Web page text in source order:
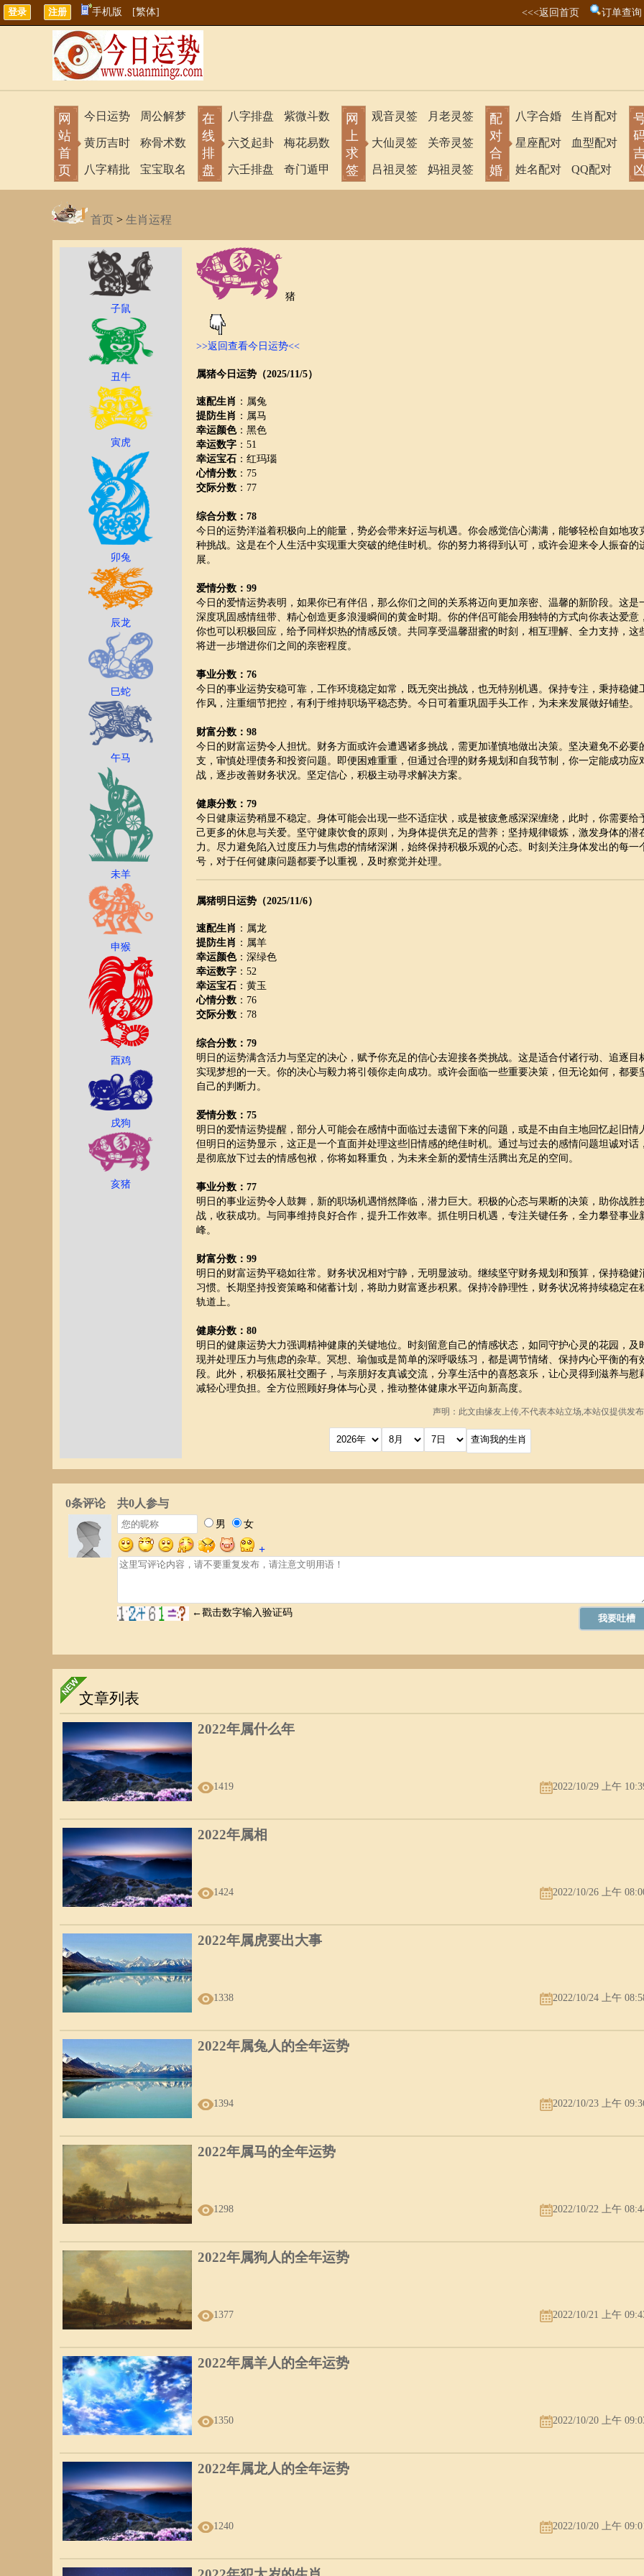
手机版 [繁体] <<<返回首页 订单查询
网
站
首
页
今日运势
黄历吉时
八字精批
周公解梦
称骨术数
宝宝取名
在
线
排
盘
八字排盘
六爻起卦
六壬排盘
紫微斗数
梅花易数
奇门遁甲
网
上
求
签
观音灵签
大仙灵签
吕祖灵签
月老灵签
关帝灵签
妈祖灵签
配
对
合
婚
八字合婚
星座配对
姓名配对
生肖配对
血型配对
QQ配对
凶
首页 > 生肖运程
子鼠
丑牛
寅虎
卯兔
辰龙
巳蛇
午马
未羊
申猴
酉鸡
戌狗
亥猪
猪
>>返回查看今日运势<<
属猪今日运势（2025/11/5）
速配生肖 ：属兔
提防生肖 ：属马
幸运颜色：黑色
幸运数字 ：51
幸运宝石 ：红玛瑙
心情分数 ：75
交际分数 ：77
综合分数：78
今日的运势洋溢着积极向上的能量，势必会带来好运与机遇。你会感觉信心满满，能够轻松自如地攻
种挑战。这是在个人生活中实现重大突破的绝佳时机。你的努力将得到认可，或许会迎来令人振奋的
展。
爱情分数：99
今日的爱情运势表明，如果你已有伴侣，那么你们之间的关系将迈向更加亲密、温馨的新阶段。这是
深度巩固感情纽带、精心创造更多浪漫瞬间的黄金时期。你的伴侣可能会用独特的方式向你表达爱意
你也可以积极回应，给予同样炽热的情感反馈。共同享受温馨甜蜜的时刻，相互理解、全力支持，这
将进一步增进你们之间的亲密程度。
事业分数：76
今日的事业运势安稳可靠，工作环境稳定如常，既无突出挑战，也无特别机遇。保持专注，秉持稳健
作风，注重细节把控，有利于维持职场平稳态势。今日可着重巩固手头工作，为未来发展做好铺垫。
财富分数：98
今日的财富运势令人担忧。财务方面或许会遭遇诸多挑战，需更加谨慎地做出决策。坚决避免不必要
支，审慎处理债务和投资问题。即便困难重重，但通过合理的财务规划和自我节制，你一定能成功应
战，逐步改善财务状况。坚定信心，积极主动寻求解决方案。
健康分数：79
今日健康运势稍显不稳定。身体可能会出现一些不适症状，或是被疲惫感深深缠绕，此时，你需要给
己更多的休息与关爱。坚守健康饮食的原则，为身体提供充足的营养；坚持规律锻炼，激发身体的潜
力。尽力避免陷入过度压力与焦虑的情绪深渊，始终保持积极乐观的心态。时刻关注身体发出的每一
号，对于任何健康问题都要予以重视，及时察觉并处理。
属猪明日运势（2025/11/6）
速配生肖 ：属龙
提防生肖 ：属羊
幸运颜色：深绿色
幸运数字 ：52
幸运宝石 ：黄玉
心情分数 ：76
交际分数 ：78
综合分数：79
明日的运势满含活力与坚定的决心，赋予你充足的信心去迎接各类挑战。这是适合付诸行动、追逐目
实现梦想的一天。你的决心与毅力将引领你走向成功。或许会面临一些重要决策，但无论如何，都要
自己的判断力。
爱情分数：75
明日的爱情运势提醒，部分人可能会在感情中面临过去遗留下来的问题，或是不由自主地回忆起旧情
但明日的运势显示，这正是一个直面并处理这些旧情感的绝佳时机。通过与过去的感情问题坦诚对话
是彻底放下过去的情感包袱，你将如释重负，为未来全新的爱情生活腾出充足的空间。
事业分数：77
明日的事业运势令人鼓舞，新的职场机遇悄然降临，潜力巨大。积极的心态与果断的决策，助你战胜
战，收获成功。与同事维持良好合作，提升工作效率。抓住明日机遇，专注关键任务，全力攀登事业
峰。
财富分数：99
明日的财富运势平稳如往常。财务状况相对宁静，无明显波动。继续坚守财务规划和预算，保持稳健
习惯。长期坚持投资策略和储蓄计划，将助力财富逐步积累。保持冷静理性，财务状况将持续稳定在
轨道上。
健康分数：80
明日的健康运势大力强调精神健康的关键地位。时刻留意自己的情感状态，如同守护心灵的花园，及
现并处理压力与焦虑的杂草。冥想、瑜伽或是简单的深呼吸练习，都是调节情绪、保持内心平衡的有
段。此外，积极拓展社交圈子，与亲朋好友真诚交流，分享生活中的喜怒哀乐，让心灵得到滋养与慰
减轻心理负担。全方位照顾好身体与心灵，推动整体健康水平迈向新高度。
声明：此文由缘友上传,不代表本站立场,本站仅提供发
文章列表
2022年属什么年
1419 2022/10/29 上午
2022年属相
1424 2022/10/26 上午
2022年属虎要出大事
1338 2022/10/24 上午
2022年属兔人的全年运势
1394 2022/10/23 上午
2022年属马的全年运势
1298 2022/10/22 上午
2022年属狗人的全年运势
1377 2022/10/21 上午
2022年属羊人的全年运势
1350 2022/10/20 上午
2022年属龙人的全年运势
1240 2022/10/20 上午